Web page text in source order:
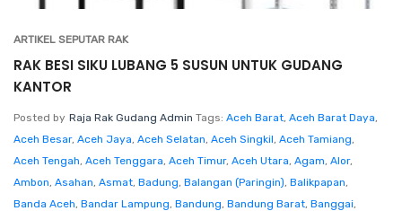
ARTIKEL SEPUTAR RAK
RAK BESI SIKU LUBANG 5 SUSUN UNTUK GUDANG
KANTOR
Posted by Raja Rak Gudang Admin Tags: Aceh Barat, Aceh Barat Daya,
Aceh Besar, Aceh Jaya, Aceh Selatan, Aceh Singkil, Aceh Tamiang,
Aceh Tengah, Aceh Tenggara, Aceh Timur, Aceh Utara, Agam, Alor,
Ambon, Asahan, Asmat, Badung, Balangan (Paringin), Balikpapan,
Banda Aceh, Bandar Lampung, Bandung, Bandung Barat, Banggai,